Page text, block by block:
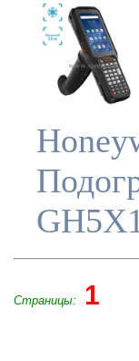
Страницы: 1